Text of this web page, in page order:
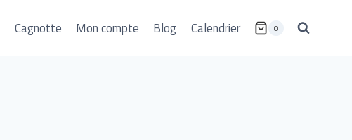
Cagnotte Mon compte Blog Calendrier 0